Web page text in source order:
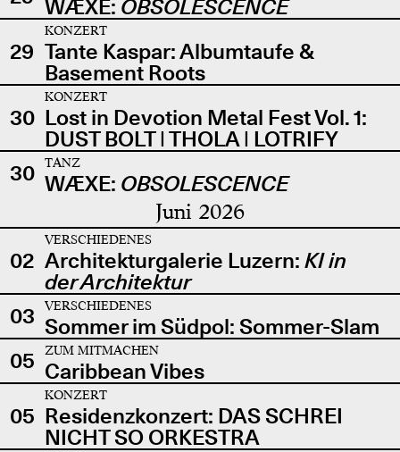
WÆXE: OBSOLESCENCE
29
KONZERT
Tante Kaspar: Albumtaufe &
Basement Roots
30
KONZERT
Lost in Devotion Metal Fest Vol. 1:
DUST BOLT | THOLA | LOTRIFY
30
TANZ
WÆXE: OBSOLESCENCE
Juni 2026
02
VERSCHIEDENES
Architekturgalerie Luzern: KI in
der Architektur
03
VERSCHIEDENES
Sommer im Südpol: Sommer-Slam
05
ZUM MITMACHEN
Caribbean Vibes
05
KONZERT
Residenzkonzert: DAS SCHREI
NICHT SO ORKESTRA